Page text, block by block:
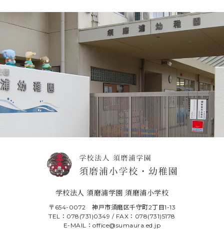
学校法人 須磨浦学園 須磨浦小学校
〒654-0072 神戸市須磨区千守町2丁目1-13
TEL：078(731)0349 / FAX：078(731)5178
E-MAIL：office@sumaura.ed.jp